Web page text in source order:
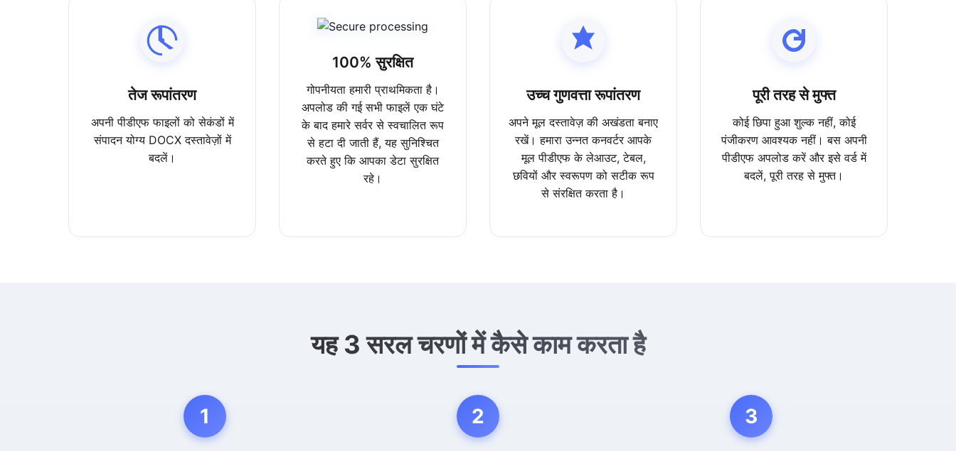
तेज रूपांतरण
अपनी पीडीएफ फाइलों को सेकंडों में
संपादन योग्य DOCX दस्तावेज़ों में
बदलें।
100% सुरक्षित
गोपनीयता हमारी प्राथमिकता है।
अपलोड की गई सभी फाइलें एक घंटे
के बाद हमारे सर्वर से स्वचालित रूप
से हटा दी जाती हैं, यह सुनिश्चित
करते हुए कि आपका डेटा सुरक्षित
रहे।
उच्च गुणवत्ता रूपांतरण
अपने मूल दस्तावेज़ की अखंडता बनाए
रखें। हमारा उन्नत कनवर्टर आपके
मूल पीडीएफ के लेआउट, टेबल,
छवियों और स्वरूपण को सटीक रूप
से संरक्षित करता है।
पूरी तरह से मुफ्त
कोई छिपा हुआ शुल्क नहीं, कोई
पंजीकरण आवश्यक नहीं। बस अपनी
पीडीएफ अपलोड करें और इसे वर्ड में
बदलें, पूरी तरह से मुफ्त।
यह 3 सरल चरणों में कैसे काम करता है
1 2 3